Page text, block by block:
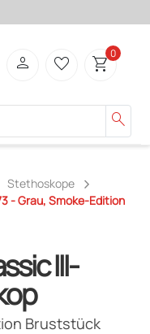
search
person favorite_border shopping_cart0
Stethoskope
- Grau, Smoke-Edition
III-
Bruststück